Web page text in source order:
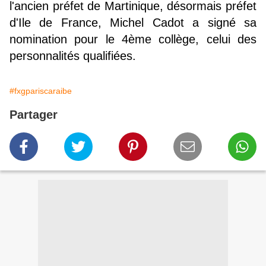
l'ancien préfet de Martinique, désormais préfet
d'Ile de France, Michel Cadot a signé sa
nomination pour le 4ème collège, celui des
personnalités qualifiées.
#fxgpariscaraibe
Partager